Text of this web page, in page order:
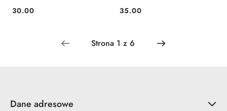
Cena:
30.00 Cena:
35.00
Dane adresowe